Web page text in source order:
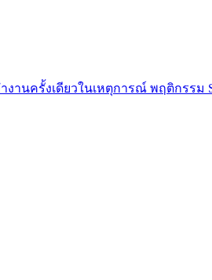
ำงานครั้งเดียวในเหตุการณ์ พฤติกรรม